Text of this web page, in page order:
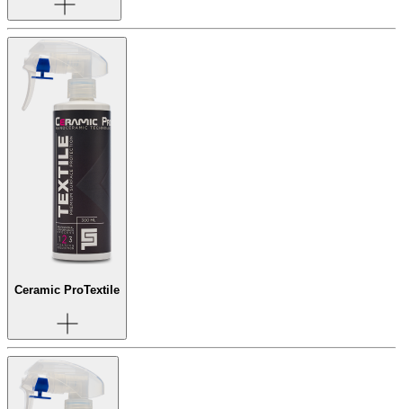
Ceramic ProTextile